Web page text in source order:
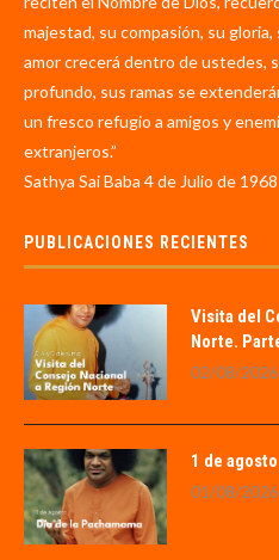
majestad, su compasión, su
amor crecerá dentro de ustedes,
profundo, sus ramas se
un fresco refugio a amigos y
extranjeros.”
Sathya Sai Baba 4 de Julio de 1968
PUBLICACIONES RECIENTES
Visita del
Norte.
02/08/2026
1 de
01/08/2026